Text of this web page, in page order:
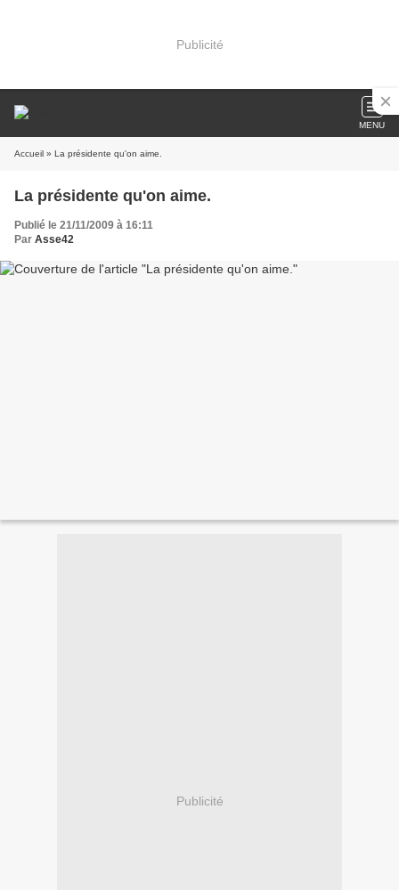
Publicité
MENU
Accueil » La présidente qu'on aime.
La présidente qu'on aime.
Publié le 21/11/2009 à 16:11
Par Asse42
Publicité